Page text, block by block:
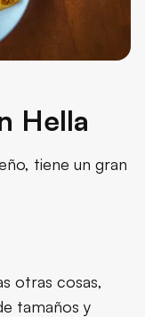
Hella
tiene un gran
otras cosas,
tamaños y